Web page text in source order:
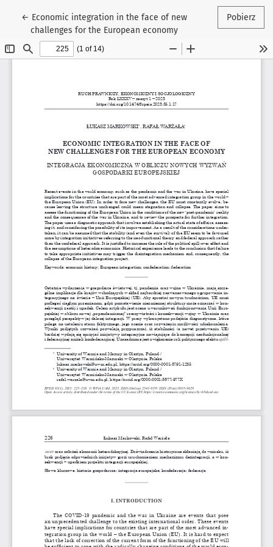
← Wróć do szczegółów artykułu
Economic integration in the face of new
challenges for the European economy
Pobierz